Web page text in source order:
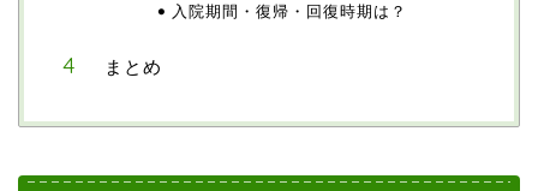
入院期間・復帰・回復時期は？
まとめ